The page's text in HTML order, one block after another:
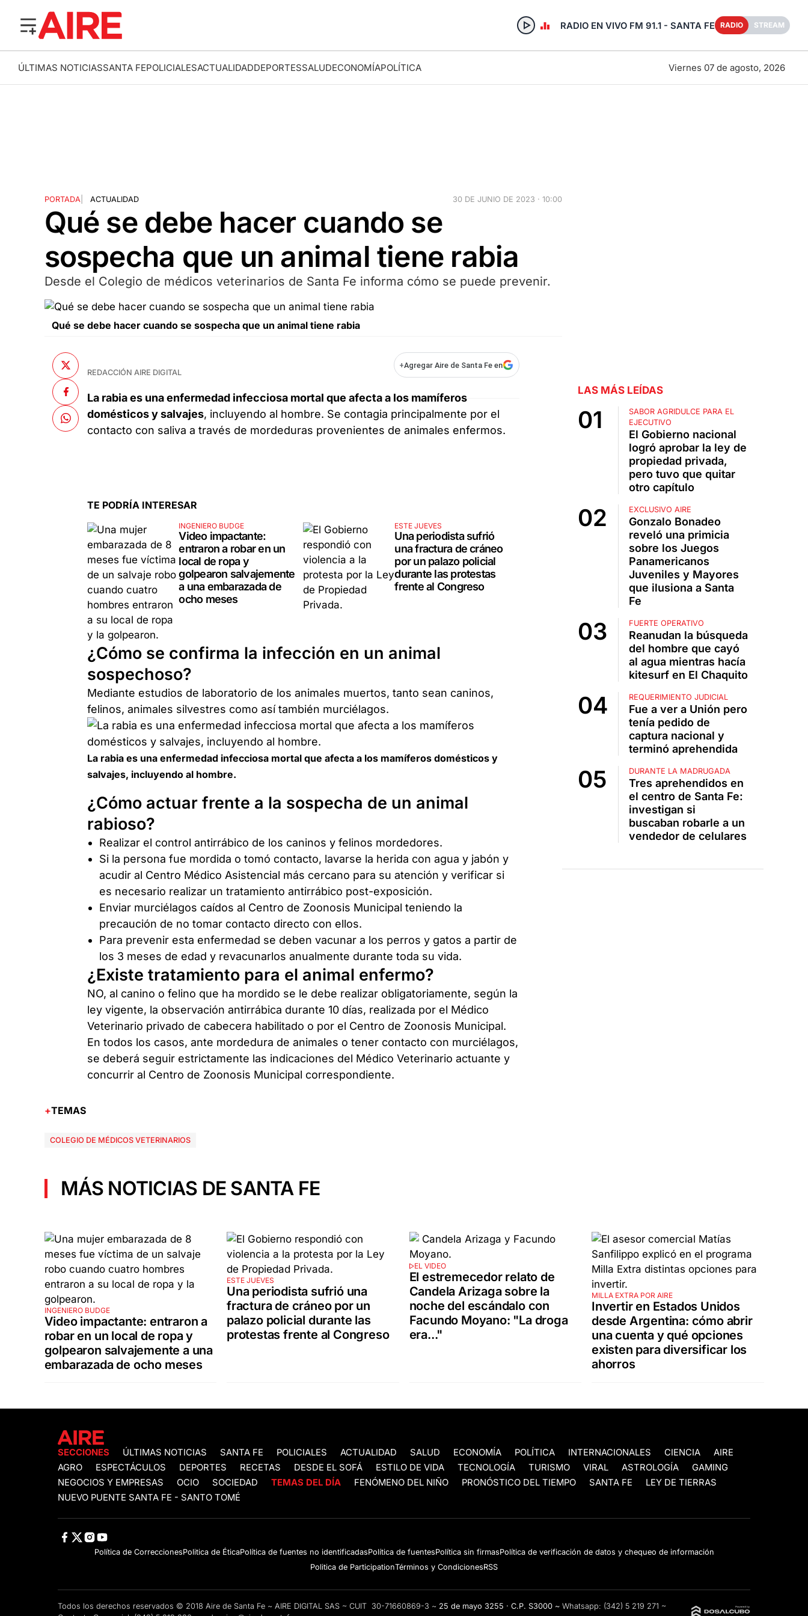
RADIO EN VIVO FM 91.1 - SANTA FE RADIO STREAM
ÚLTIMAS NOTICIASSANTA FEPOLICIALESACTUALIDADDEPORTESSALUDECONOMÍAPOLÍTICA Viernes 07 de agosto, 2026
PORTADA| ACTUALIDAD 30 DE JUNIO DE 2023 · 10:00
Qué se debe hacer cuando se
sospecha que un animal tiene rabia
Desde el Colegio de médicos veterinarios de Santa Fe informa cómo se puede prevenir.
Qué se debe hacer cuando se sospecha que un animal tiene rabia
REDACCIÓN AIRE DIGITAL
+Agregar Aire de Santa Fe en
La rabia es una enfermedad infecciosa mortal que afecta a los mamíferos
domésticos y salvajes, incluyendo al hombre. Se contagia principalmente por el
contacto con saliva a través de mordeduras provenientes de animales enfermos.
TE PODRÍA INTERESAR
INGENIERO BUDGE
Video impactante:
entraron a robar en un
local de ropa y
golpearon salvajemente
a una embarazada de
ocho meses
ESTE JUEVES
Una periodista sufrió
una fractura de cráneo
por un palazo policial
durante las protestas
frente al Congreso
¿Cómo se confirma la infección en un animal
sospechoso?
Mediante estudios de laboratorio de los animales muertos, tanto sean caninos,
felinos, animales silvestres como así también murciélagos.
La rabia es una enfermedad infecciosa mortal que afecta a los mamíferos domésticos y
salvajes, incluyendo al hombre.
¿Cómo actuar frente a la sospecha de un animal
rabioso?
Realizar el control antirrábico de los caninos y felinos mordedores.
Si la persona fue mordida o tomó contacto, lavarse la herida con agua y jabón y
acudir al Centro Médico Asistencial más cercano para su atención y verificar si
es necesario realizar un tratamiento antirrábico post-exposición.
Enviar murciélagos caídos al Centro de Zoonosis Municipal teniendo la
precaución de no tomar contacto directo con ellos.
Para prevenir esta enfermedad se deben vacunar a los perros y gatos a partir de
los 3 meses de edad y revacunarlos anualmente durante toda su vida.
¿Existe tratamiento para el animal enfermo?
NO, al canino o felino que ha mordido se le debe realizar obligatoriamente, según la
ley vigente, la observación antirrábica durante 10 días, realizada por el Médico
Veterinario privado de cabecera habilitado o por el Centro de Zoonosis Municipal.
En todos los casos, ante mordedura de animales o tener contacto con murciélagos,
se deberá seguir estrictamente las indicaciones del Médico Veterinario actuante y
concurrir al Centro de Zoonosis Municipal correspondiente.
LAS MÁS LEÍDAS
SABOR AGRIDULCE PARA EL
EJECUTIVO
El Gobierno nacional
logró aprobar la ley de
propiedad privada,
pero tuvo que quitar
otro capítulo
EXCLUSIVO AIRE
Gonzalo Bonadeo
reveló una primicia
sobre los Juegos
Panamericanos
Juveniles y Mayores
que ilusiona a Santa
Fe
FUERTE OPERATIVO
Reanudan la búsqueda
del hombre que cayó
al agua mientras hacía
kitesurf en El Chaquito
REQUERIMIENTO JUDICIAL
Fue a ver a Unión pero
tenía pedido de
captura nacional y
terminó aprehendida
DURANTE LA MADRUGADA
Tres aprehendidos en
el centro de Santa Fe:
investigan si
buscaban robarle a un
vendedor de celulares
TEMAS
COLEGIO DE MÉDICOS VETERINARIOS
MÁS NOTICIAS DE SANTA FE
INGENIERO BUDGE
Video impactante: entraron a
robar en un local de ropa y
golpearon salvajemente a una
embarazada de ocho meses
ESTE JUEVES
Una periodista sufrió una
fractura de cráneo por un
palazo policial durante las
protestas frente al Congreso
EL VIDEO
El estremecedor relato de
Candela Arizaga sobre la
noche del escándalo con
Facundo Moyano: "La droga
era..."
MILLA EXTRA POR AIRE
Invertir en Estados Unidos
desde Argentina: cómo abrir
una cuenta y qué opciones
existen para diversificar los
ahorros
SECCIONES ÚLTIMAS NOTICIAS SANTA FE POLICIALES ACTUALIDAD SALUD ECONOMÍA POLÍTICA INTERNACIONALES CIENCIA
AIRE
AGRO
ESPECTÁCULOS DEPORTES RECETAS DESDE EL SOFÁ ESTILO DE VIDA TECNOLOGÍA TURISMO VIRAL ASTROLOGÍA
GAMING
NEGOCIOS Y EMPRESAS
OCIO SOCIEDAD TEMAS DEL DÍA FENÓMENO DEL NIÑO PRONÓSTICO DEL TIEMPO SANTA FE
LEY DE TIERRAS
NUEVO PUENTE SANTA FE - SANTO TOMÉ
Política de CorreccionesPolitica de ÉticaPolítica de fuentes no identificadasPolítica de fuentesPolítica sin firmasPolítica de verificación de datos y chequeo de información
Politica de ParticipationTérminos y CondicionesRSS
Todos los derechos reservados © 2018 Aire de Santa Fe ~ AIRE DIGITAL SAS ~ CUIT 30-71660869-3 ~ 25 de mayo 3255 · C.P. S3000 ~ Whatsapp: (342) 5 219 271 ~